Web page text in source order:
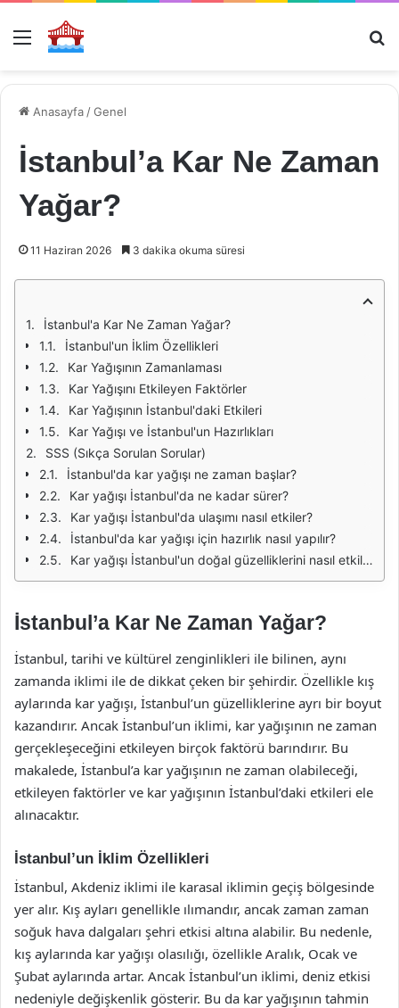
Menü
Anasayfa /Genel
İstanbul’a Kar Ne Zaman
Yağar?
11 Haziran 2026 3 dakika okuma süresi
İstanbul'a Kar Ne Zaman Yağar?
İstanbul'un İklim Özellikleri
Kar Yağışının Zamanlaması
Kar Yağışını Etkileyen Faktörler
Kar Yağışının İstanbul'daki Etkileri
Kar Yağışı ve İstanbul'un Hazırlıkları
SSS (Sıkça Sorulan Sorular)
İstanbul'da kar yağışı ne zaman başlar?
Kar yağışı İstanbul'da ne kadar sürer?
Kar yağışı İstanbul'da ulaşımı nasıl etkiler?
İstanbul'da kar yağışı için hazırlık nasıl yapılır?
Kar yağışı İstanbul'un doğal güzelliklerini nasıl etkiler?
İstanbul’a Kar Ne Zaman Yağar?
İstanbul, tarihi ve kültürel zenginlikleri ile bilinen, aynı
zamanda iklimi ile de dikkat çeken bir şehirdir. Özellikle kış
aylarında kar yağışı, İstanbul’un güzelliklerine ayrı bir boyut
kazandırır. Ancak İstanbul’un iklimi, kar yağışının ne zaman
gerçekleşeceğini etkileyen birçok faktörü barındırır. Bu
makalede, İstanbul’a kar yağışının ne zaman olabileceği,
etkileyen faktörler ve kar yağışının İstanbul’daki etkileri ele
alınacaktır.
İstanbul’un İklim Özellikleri
İstanbul, Akdeniz iklimi ile karasal iklimin geçiş bölgesinde
yer alır. Kış ayları genellikle ılımandır, ancak zaman zaman
soğuk hava dalgaları şehri etkisi altına alabilir. Bu nedenle,
kış aylarında kar yağışı olasılığı, özellikle Aralık, Ocak ve
Şubat aylarında artar. Ancak İstanbul’un iklimi, deniz etkisi
nedeniyle değişkenlik gösterir. Bu da kar yağışının tahmin